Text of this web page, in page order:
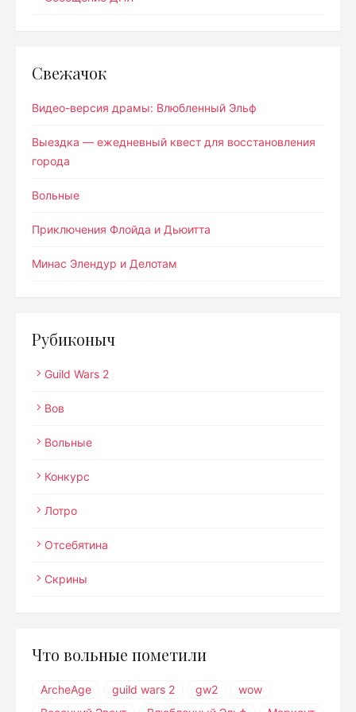
Свежачок
Видео-версия драмы: Влюбленный Эльф
Выездка — ежедневный квест для восстановления
города
Вольные
Приключения Флойда и Дьюитта
Минас Элендур и Делотам
Рубиконыч
Guild Wars 2
Вов
Вольные
Конкурс
Лотро
Отсебятина
Скрины
Что вольные пометили
ArcheAge guild wars 2 gw2
wow